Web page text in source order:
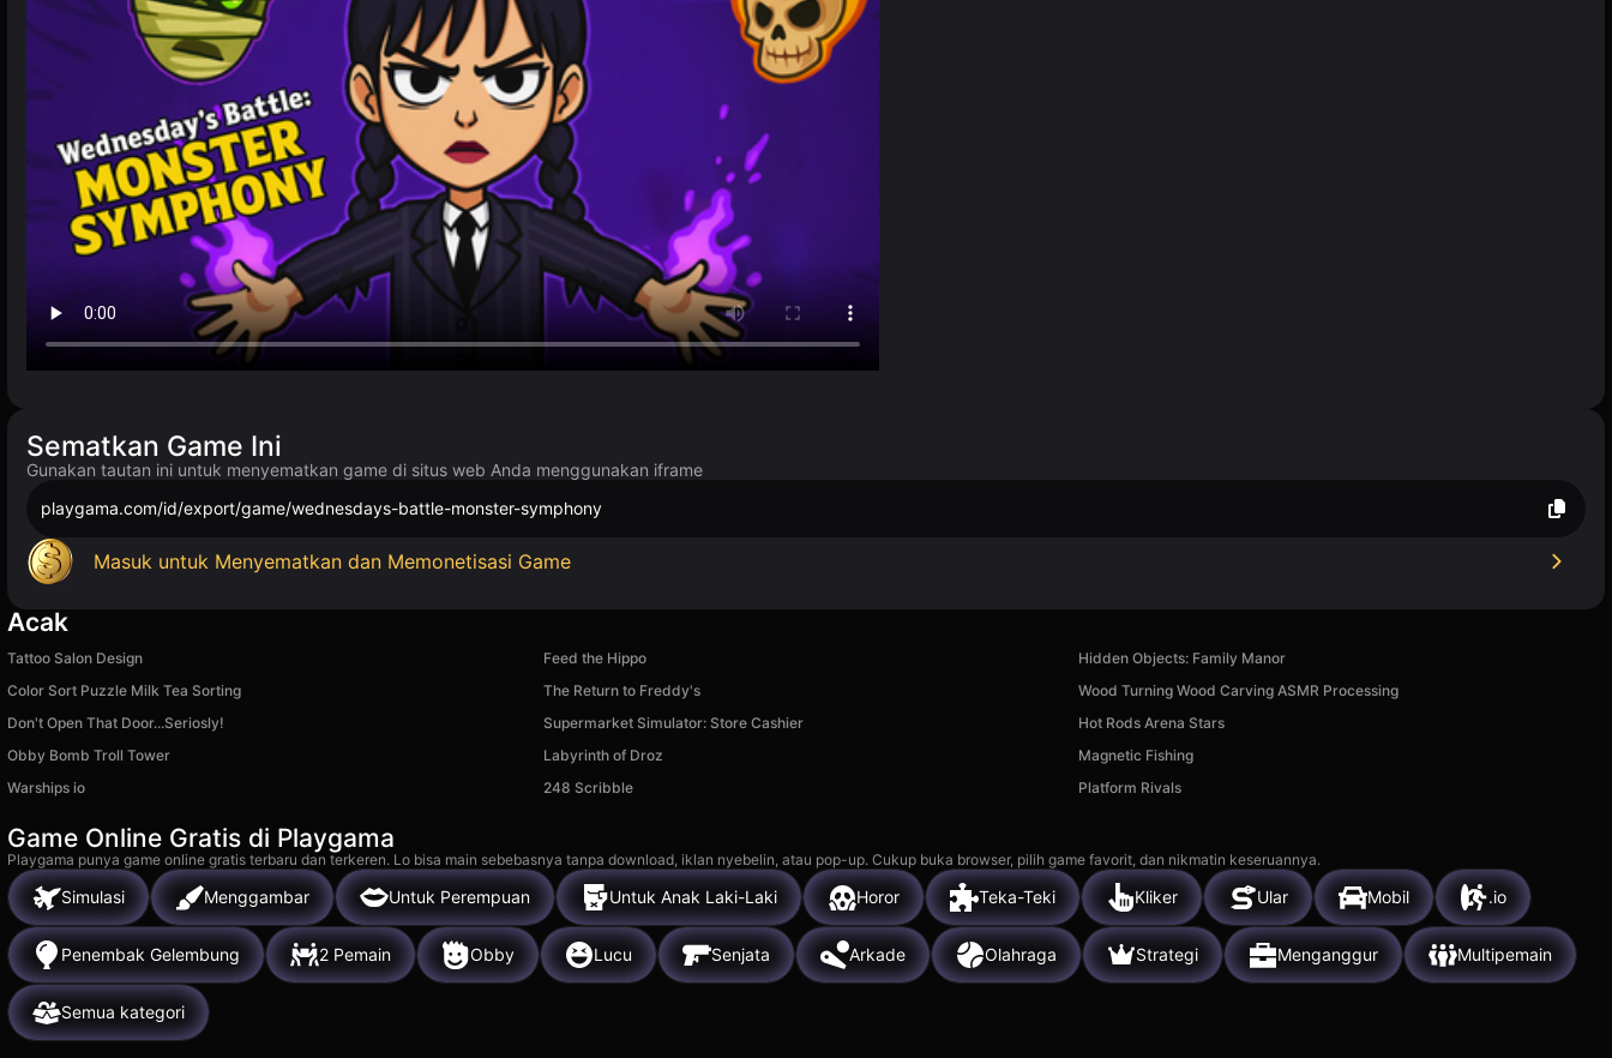
Sematkan Game Ini
Gunakan tautan ini untuk menyematkan game di situs web Anda menggunakan iframe
playgama.com/id/export/game/wednesdays-battle-monster-symphony
Masuk untuk Menyematkan dan Memonetisasi Game
Acak
Tattoo Salon Design Feed the Hippo
Hidden Objects: Family Manor
Color Sort Puzzle Milk Tea Sorting
The Return to Freddy's
Wood Turning Wood Carving ASMR Processing
Don't Open That Door...Seriosly!
Supermarket Simulator: Store Cashier
Hot Rods Arena Stars
Obby Bomb Troll Tower
Labyrinth of Droz
Magnetic Fishing
Warships io
248 Scribble Platform Rivals
Game Online Gratis di Playgama
Playgama punya game online gratis terbaru dan terkeren. Lo bisa main sebebasnya tanpa download, iklan nyebelin, atau pop-up. Cukup buka browser, pilih game favorit, dan nikmatin keseruannya.
Simulasi Menggambar Untuk Perempuan Untuk Anak Laki-Laki Horor Teka-Teki Kliker Ular Mobil .io
Penembak Gelembung 2 Pemain Obby Lucu Senjata Arkade Olahraga Strategi Menganggur Multipemain
Semua kategori